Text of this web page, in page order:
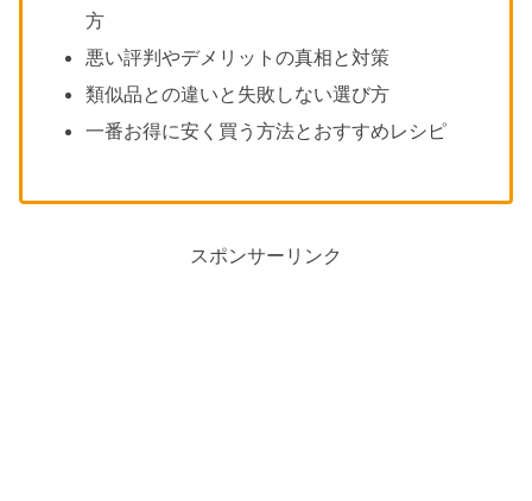
方
悪い評判やデメリットの真相と対策
類似品との違いと失敗しない選び方
一番お得に安く買う方法とおすすめレシピ
スポンサーリンク